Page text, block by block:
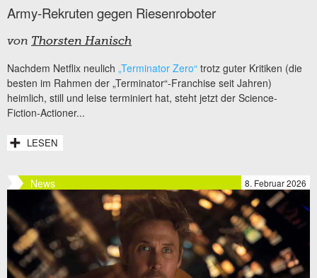
Army-Rekruten gegen Riesenroboter
von Thorsten Hanisch
Nachdem Netflix neulich „Terminator Zero“ trotz guter Kritiken (die
besten im Rahmen der „Terminator“-Franchise seit Jahren)
heimlich, still und leise terminiert hat, steht jetzt der Science-
Fiction-Actioner...
LESEN
News 8. Februar 2026